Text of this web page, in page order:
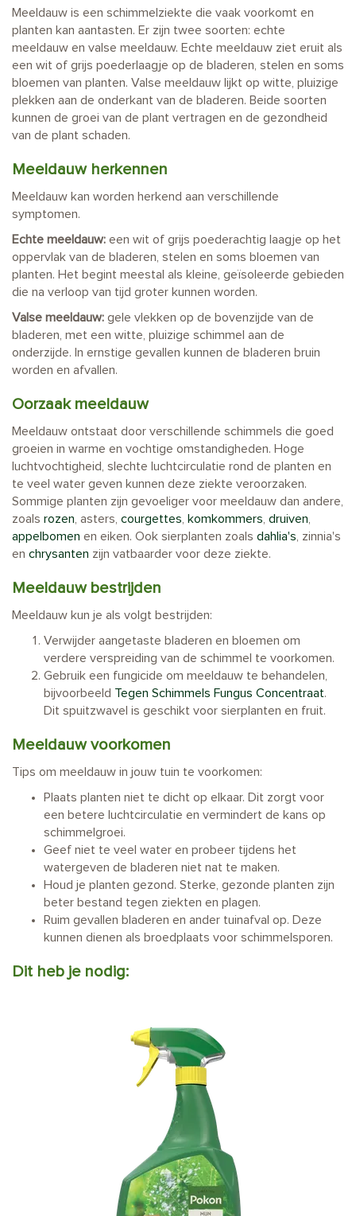
Meeldauw is een schimmelziekte die vaak voorkomt en
planten kan aantasten. Er zijn twee soorten: echte
meeldauw en valse meeldauw. Echte meeldauw ziet eruit als
een wit of grijs poederlaagje op de bladeren, stelen en soms
bloemen van planten. Valse meeldauw lijkt op witte, pluizige
plekken aan de onderkant van de bladeren. Beide soorten
kunnen de groei van de plant vertragen en de gezondheid
van de plant schaden.
Meeldauw herkennen
Meeldauw kan worden herkend aan verschillende
symptomen.
Echte meeldauw: een wit of grijs poederachtig laagje op het
oppervlak van de bladeren, stelen en soms bloemen van
planten. Het begint meestal als kleine, geïsoleerde gebieden
die na verloop van tijd groter kunnen worden.
Valse meeldauw: gele vlekken op de bovenzijde van de
bladeren, met een witte, pluizige schimmel aan de
onderzijde. In ernstige gevallen kunnen de bladeren bruin
worden en afvallen.
Oorzaak meeldauw
Meeldauw ontstaat door verschillende schimmels die goed
groeien in warme en vochtige omstandigheden. Hoge
luchtvochtigheid, slechte luchtcirculatie rond de planten en
te veel water geven kunnen deze ziekte veroorzaken.
Sommige planten zijn gevoeliger voor meeldauw dan andere,
zoals rozen , asters, courgettes komkommers druiven
appelbomen en eiken. Ook sierplanten zoals dahlia's , zinnia's
en chrysanten zijn vatbaarder voor deze ziekte.
Meeldauw bestrijden
Meeldauw kun je als volgt bestrijden:
Verwijder aangetaste bladeren en bloemen om
verdere verspreiding van de schimmel te voorkomen.
Gebruik een fungicide om meeldauw te behandelen,
bijvoorbeeld Tegen Schimmels Fungus Concentraat.
Dit spuitzwavel is geschikt voor sierplanten en fruit.
Meeldauw voorkomen
Tips om meeldauw in jouw tuin te voorkomen:
Plaats planten niet te dicht op elkaar. Dit zorgt voor
een betere luchtcirculatie en vermindert de kans op
schimmelgroei.
Geef niet te veel water en probeer tijdens het
watergeven de bladeren niet nat te maken.
Houd je planten gezond. Sterke, gezonde planten zijn
beter bestand tegen ziekten en plagen.
Ruim gevallen bladeren en ander tuinafval op. Deze
kunnen dienen als broedplaats voor schimmelsporen.
Dit heb je nodig: